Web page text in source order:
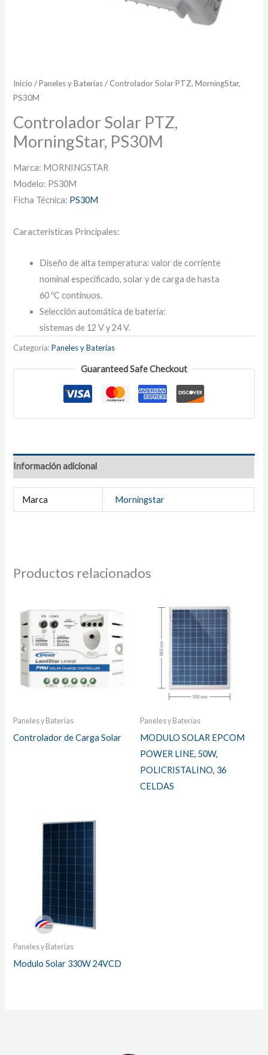
Inicio /Paneles y Baterías/ Controlador Solar PTZ, MorningStar,
PS30M
Controlador Solar PTZ,
MorningStar, PS30M
Marca: MORNINGSTAR
Modelo: PS30M
Ficha Técnica: PS30M
Características Principales:
Diseño de alta temperatura: valor de corriente
nominal especificado, solar y de carga de hasta
60 ºC continuos.
Selección automática de batería:
sistemas de 12 V y 24 V.
Categoría:Paneles y Baterías
Guaranteed Safe Checkout
Información adicional
Marca Morningstar
Productos relacionados
Paneles y Baterías
Controlador de Carga Solar
Paneles y Baterías
MODULO SOLAR EPCOM
POWER LINE, 50W,
POLICRISTALINO, 36
CELDAS
Paneles y Baterías
Modulo Solar 330W 24VCD